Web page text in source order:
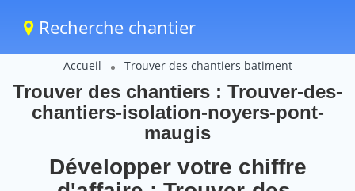
Recherche chantier
Accueil Trouver des chantiers batiment
Trouver des chantiers : Trouver-des-
chantiers-isolation-noyers-pont-
maugis
Développer votre chiffre